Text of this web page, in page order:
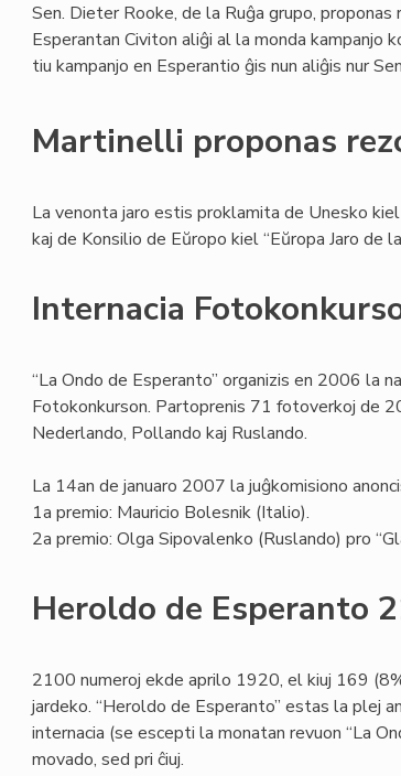
Sen. Dieter Rooke, de la Ruĝa grupo, proponas
Esperantan Civiton aliĝi al la monda kampanjo
tiu kampanjo en Esperantio ĝis nun aliĝis nur
Martinelli proponas
La venonta jaro estis proklamita de Unesko kiel
kaj de Konsilio de Eŭropo kiel “Eŭropa Jaro de
Internacia
“La Ondo de Esperanto” organizis en 2006 la
Fotokonkurson. Partoprenis 71 fotoverkoj de
Nederlando, Pollando kaj Ruslando.
La 14an de januaro 2007 la juĝkomisiono
1a premio: Mauricio Bolesnik (Italio).
2a premio: Olga Sipovalenko (Ruslando) pro
Heroldo de Esperanto
2100 numeroj ekde aprilo 1920, el kiuj 169
jardeko. “Heroldo de Esperanto” estas la plej
internacia (se escepti la monatan revuon “La
movado, sed pri ĉiuj.